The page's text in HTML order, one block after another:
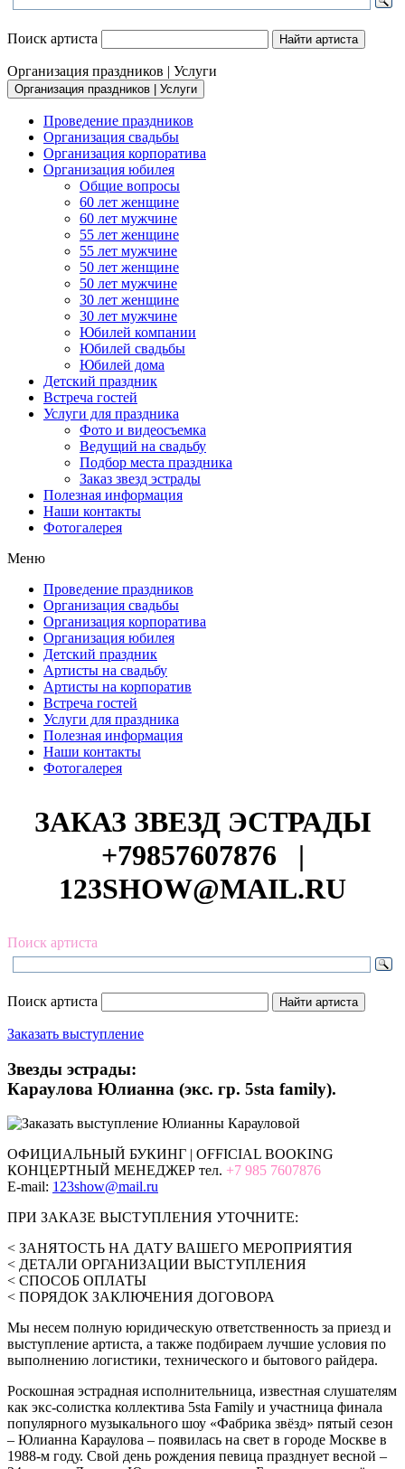
Поиск артиста
Организация праздников | Услуги
Организация праздников | Услуги
Проведение праздников
Организация свадьбы
Организация корпоратива
Организация юбилея
Общие вопросы
60 лет женщине
60 лет мужчине
55 лет женщине
55 лет мужчине
50 лет женщине
50 лет мужчине
30 лет женщине
30 лет мужчине
Юбилей компании
Юбилей свадьбы
Юбилей дома
Детский праздник
Встреча гостей
Услуги для праздника
Фото и видеосъемка
Ведущий на свадьбу
Подбор места праздника
Заказ звезд эстрады
Полезная информация
Наши контакты
Фотогалерея
Меню
Проведение праздников
Организация свадьбы
Организация корпоратива
Организация юбилея
Детский праздник
Артисты на свадьбу
Артисты на корпоратив
Встреча гостей
Услуги для праздника
Полезная информация
Наши контакты
Фотогалерея
ЗАКАЗ ЗВЕЗД ЭСТРАДЫ
+79857607876
|
123SHOW@MAIL.RU
Поиск артиста
Поиск артиста
Заказать выступление
Звезды эстрады:
Караулова Юлианна (экс. гр. 5sta family).
ОФИЦИАЛЬНЫЙ БУКИНГ | OFFICIAL BOOKING
КОНЦЕРТНЫЙ МЕНЕДЖЕР тел. +7 985 7607876
E-mail: 123show@mail.ru
ПРИ ЗАКАЗЕ ВЫСТУПЛЕНИЯ УТОЧНИТЕ:
< ЗАНЯТОСТЬ НА ДАТУ ВАШЕГО МЕРОПРИЯТИЯ
< ДЕТАЛИ ОРГАНИЗАЦИИ ВЫСТУПЛЕНИЯ
< СПОСОБ ОПЛАТЫ
< ПОРЯДОК ЗАКЛЮЧЕНИЯ ДОГОВОРА
Мы несем полную юридическую ответственность за приезд и
выступление артиста, а также подбираем лучшие условия по
выполнению логистики, технического и бытового райдера.
Роскошная эстрадная исполнительница, известная слушателям
как экс-солистка коллектива 5sta Family и участница финала
популярного музыкального шоу «Фабрика звёзд» пятый сезон
– Юлианна Караулова – появилась на свет в городе Москве в
1988-м году. Свой день рождения певица празднует весной –